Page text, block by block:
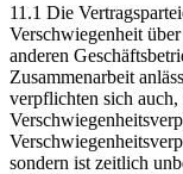
11.1 Die
Verschwiegenheit
anderen
Zusammenarbeit
verpflichten sich
sondern ist zeitlich